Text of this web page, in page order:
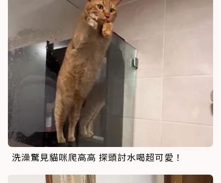
洗澡驚見貓咪爬高高 探頭討水喝超可愛！